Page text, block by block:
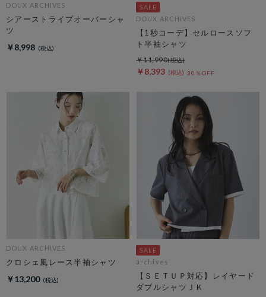
DOUX ARCHIVES
シアーストライプオーバーシャ
ツ
￥8,998
DOUX ARCHIVES
【1秒コーデ】セルロースソフ
ト半袖シャツ
￥8,393 30％OFF
￥11,990
DOUX ARCHIVES
クロシェ風レース半袖シャツ
￥13,200
archives
【ＳＥＴＵＰ対応】レイヤード
ダブルシャツＪＫ